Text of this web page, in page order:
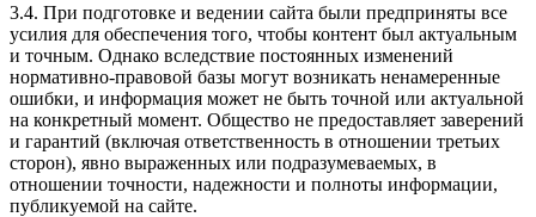
3.4. При подготовке и ведении сайта были предприняты все
усилия для обеспечения того, чтобы контент был актуальным
и точным. Однако вследствие постоянных изменений
нормативно-правовой базы могут возникать ненамеренные
ошибки, и информация может не быть точной или актуальной
на конкретный момент. Общество не предоставляет заверений
и гарантий (включая ответственность в отношении третьих
сторон), явно выраженных или подразумеваемых, в
отношении точности, надежности и полноты информации,
публикуемой на сайте.